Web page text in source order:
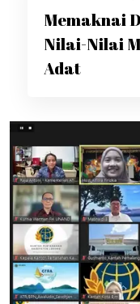
Memaknai
Nilai-Nilai
Adat